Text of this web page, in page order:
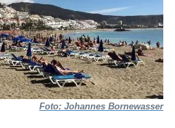
Foto: Johannes Bornewasser